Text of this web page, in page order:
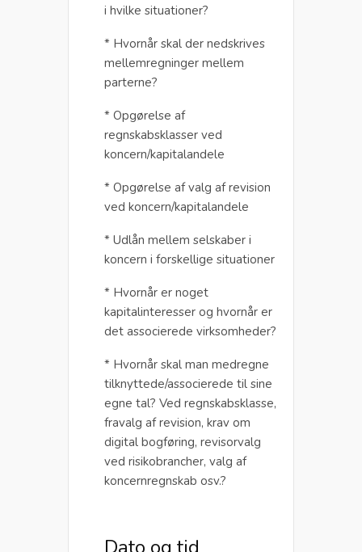
i hvilke situationer?
* Hvornår skal der nedskrives
mellemregninger mellem
parterne?
* Opgørelse af
regnskabsklasser ved
koncern/kapitalandele
* Opgørelse af valg af revision
ved koncern/kapitalandele
* Udlån mellem selskaber i
koncern i forskellige situationer
* Hvornår er noget
kapitalinteresser og hvornår er
det associerede virksomheder?
* Hvornår skal man medregne
tilknyttede/associerede til sine
egne tal? Ved regnskabsklasse,
fravalg af revision, krav om
digital bogføring, revisorvalg
ved risikobrancher, valg af
koncernregnskab osv.?